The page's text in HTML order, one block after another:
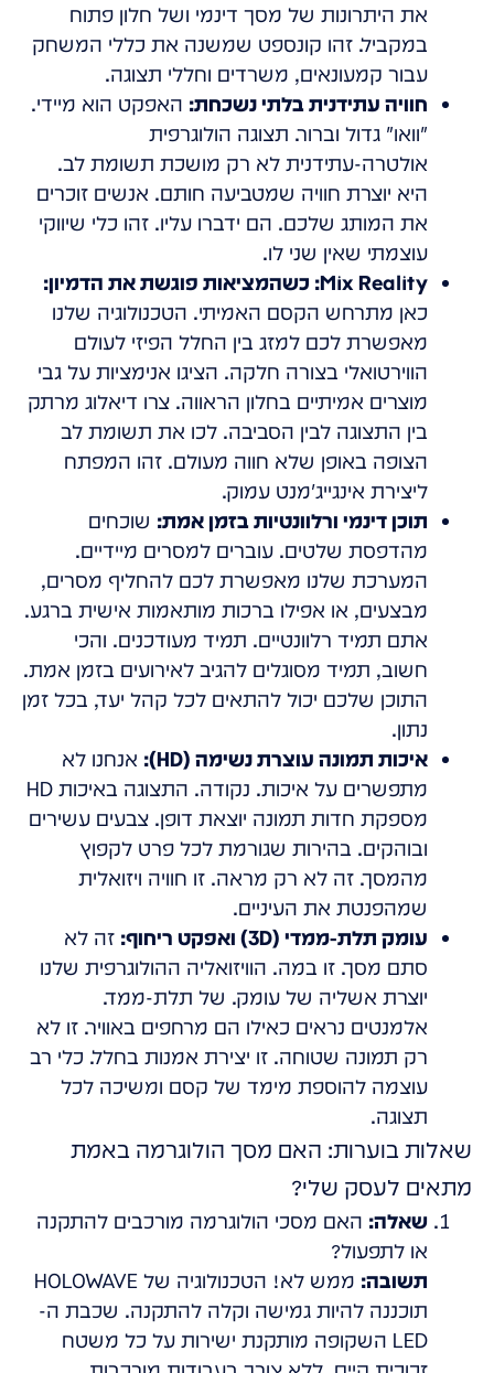
את היתרונות של מסך דינמי ושל חלון פתוח
במקביל. זהו קונספט שמשנה את כללי המשחק
עבור קמעונאים, משרדים וחללי תצוגה.
חוויה עתידנית בלתי נשכחת: האפקט הוא מיידי.
"וואו" גדול וברור. תצוגה הולוגרפית
אולטרה-עתידנית לא רק מושכת תשומת לב.
היא יוצרת חוויה שמטביעה חותם. אנשים זוכרים
את המותג שלכם. הם ידברו עליו. זהו כלי שיווקי
עוצמתי שאין שני לו.
Mix Reality: כשהמציאות פוגשת את הדמיון:
כאן מתרחש הקסם האמיתי. הטכנולוגיה שלנו
מאפשרת לכם למזג בין החלל הפיזי לעולם
הווירטואלי בצורה חלקה. הציגו אנימציות על גבי
מוצרים אמיתיים בחלון הראווה. צרו דיאלוג מרתק
בין התצוגה לבין הסביבה. לכו את תשומת לב
הצופה באופן שלא חווה מעולם. זהו המפתח
ליצירת אינגייג'מנט עמוק.
תוכן דינמי ורלוונטיות בזמן אמת: שוכחים
מהדפסת שלטים. עוברים למסרים מיידיים.
המערכת שלנו מאפשרת לכם להחליף מסרים,
מבצעים, או אפילו ברכות מותאמות אישית ברגע.
אתם תמיד רלוונטיים. תמיד מעודכנים. והכי
חשוב, תמיד מסוגלים להגיב לאירועים בזמן אמת.
התוכן שלכם יכול להתאים לכל קהל יעד, בכל זמן
נתון.
איכות תמונה עוצרת נשימה (HD):
אנחנו לא
מתפשרים על איכות. נקודה. התצוגה באיכות HD
מספקת חדות תמונה יוצאת דופן. צבעים עשירים
ובוהקים. בהירות שגורמת לכל פרט לקפוץ
מהמסך. זה לא רק מראה. זו חוויה ויזואלית
שמהפנטת את העיניים.
עומק תלת-ממדי (3D) ואפקט ריחוף:
זה לא
סתם מסך. זו במה. הוויזואליה ההולוגרפית שלנו
יוצרת אשליה של עומק. של תלת-ממד.
אלמנטים נראים כאילו הם מרחפים באוויר. זו לא
רק תמונה שטוחה. זו יצירת אמנות בחלל. כלי רב
עוצמה להוספת מימד של קסם ומשיכה לכל
תצוגה.
שאלות בוערות: האם מסך הולוגרמה באמת
מתאים לעסק שלי?
שאלה: האם מסכי הולוגרמה מורכבים להתקנה
או לתפעול?
תשובה:
ממש לא! הטכנולוגיה של HOLOWAVE
תוכננה להיות גמישה וקלה להתקנה. שכבת ה-
LED השקופה מותקנת ישירות על כל משטח